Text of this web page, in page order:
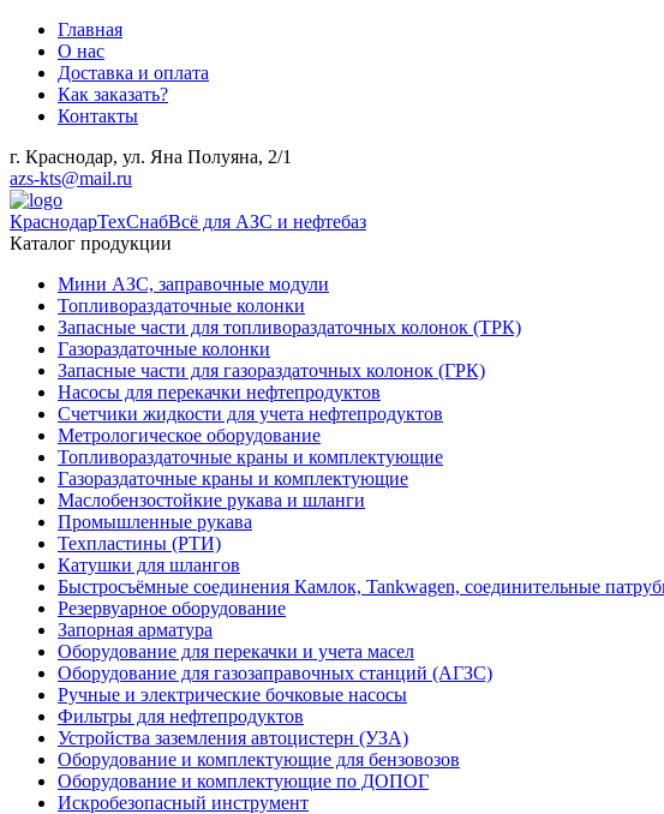
Главная
О нас
Доставка и оплата
Как заказать?
Контакты
г. Краснодар, ул. Яна Полуяна, 2/1
azs-kts@mail.ru
КраснодарТехСнабВсё для АЗС и нефтебаз
Каталог продукции
Мини АЗС, заправочные модули
Топливораздаточные колонки
Запасные части для топливораздаточных колонок (ТРК)
Газораздаточные колонки
Запасные части для газораздаточных колонок (ГРК)
Насосы для перекачки нефтепродуктов
Счетчики жидкости для учета нефтепродуктов
Метрологическое оборудование
Топливораздаточные краны и комплектующие
Газораздаточные краны и комплектующие
Маслобензостойкие рукава и шланги
Промышленные рукава
Техпластины (РТИ)
Катушки для шлангов
Быстросъёмные соединения Камлок, Tankwagen, соединительные
Резервуарное оборудование
Запорная арматура
Оборудование для перекачки и учета масел
Оборудование для газозаправочных станций (АГЗС)
Ручные и электрические бочковые насосы
Фильтры для нефтепродуктов
Устройства заземления автоцистерн (УЗА)
Оборудование и комплектующие для бензовозов
Оборудование и комплектующие по ДОПОГ
Искробезопасный инструмент